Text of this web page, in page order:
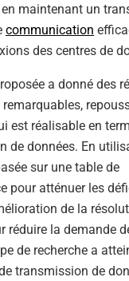
maintenant un
communication
des centres de
a donné des
est réalisable en
de données. En
sur une table de
pour atténuer les
de la
réduire la demande
de recherche a
transmission de